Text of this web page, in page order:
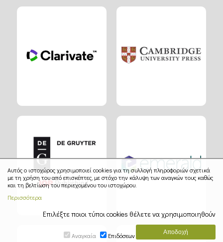
Αυτός ο ιστοχώρος χρησιμοποιεί cookies για τη συλλογή πληροφοριών σχετικά
με τη χρήση του από επισκέπτες, με στόχο την κάλυψη των αναγκών τους καθώς
και τη βελτίωση του περιεχομένου του ιστοχώρου.
Περισσότερα
Επιλέξτε ποιοι τύποι cookies θέλετε να χρησιμοποιηθούν
Αναγκαία Επιδόσεων